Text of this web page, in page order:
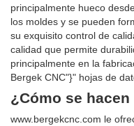
principalmente hueco
los moldes y se pueden
su exquisito control de
calidad que permite
principalmente en la
Bergek CNC"}" hojas de
¿Cómo se
www.bergekcnc.com le